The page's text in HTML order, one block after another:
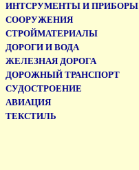
ИНТСРУМЕНТЫ И ПРИБОРЫ
СООРУЖЕНИЯ
СТРОЙМАТЕРИАЛЫ
ДОРОГИ И ВОДА
ЖЕЛЕЗНАЯ ДОРОГА
ДОРОЖНЫЙ ТРАНСПОРТ
СУДОСТРОЕНИЕ
АВИАЦИЯ
ТЕКСТИЛЬ